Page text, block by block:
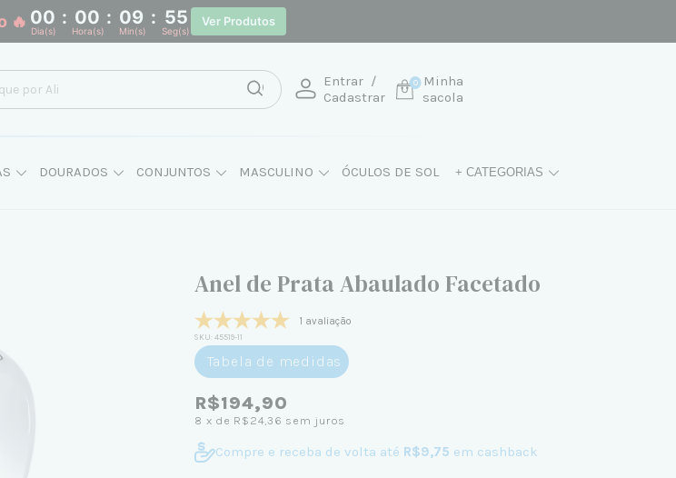
🔥 00 : 00 : 09 : 54
Dia(s) Hora(s) Min(s) Seg(s)
Ver Produtos
Entrar /
Cadastrar
Minha
sacola
0
DOURADOS CONJUNTOS MASCULINO ÓCULOS DE SOL + CATEGORIAS
Anel de Prata Abaulado Facetado
1 avaliação
SKU:45519-11
Tabela de medidas
R$194,90
8 x de R$24,36 sem juros
Compre e receba de volta até R$9,75 em cashback